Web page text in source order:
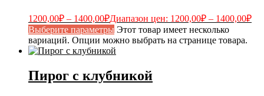
1200,00₽ – 1400,00₽Диапазон цен: 1200,00₽ – 1400,00₽
Выберите параметры Этот товар имеет несколько
вариаций. Опции можно выбрать на странице товара.
Пирог с клубникой